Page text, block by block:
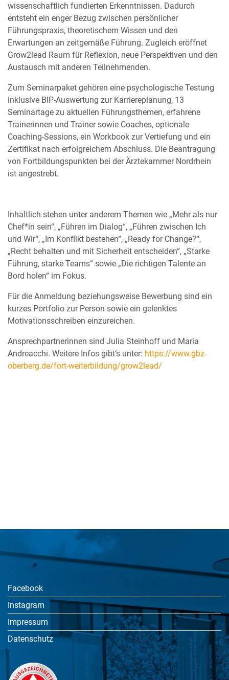
wissenschaftlich fundierten Erkenntnissen. Dadurch
entsteht ein enger Bezug zwischen persönlicher
Führungspraxis, theoretischem Wissen und den
Erwartungen an zeitgemäße Führung. Zugleich eröffnet
Grow2lead Raum für Reflexion, neue Perspektiven und den
Austausch mit anderen Teilnehmenden.
Zum Seminarpaket gehören eine psychologische Testung
inklusive BIP-Auswertung zur Karriereplanung, 13
Seminartage zu aktuellen Führungsthemen, erfahrene
Trainerinnen und Trainer sowie Coaches, optionale
Coaching-Sessions, ein Workbook zur Vertiefung und ein
Zertifikat nach erfolgreichem Abschluss. Die Beantragung
von Fortbildungspunkten bei der Ärztekammer Nordrhein
ist angestrebt.
Inhaltlich stehen unter anderem Themen wie „Mehr als nur
Chef*in sein“, „Führen im Dialog“, „Führen zwischen Ich
und Wir“, „Im Konflikt bestehen“, „Ready for Change?“,
„Recht behalten und mit Sicherheit entscheiden“, „Starke
Führung, starke Teams“ sowie „Die richtigen Talente an
Bord holen“ im Fokus.
Für die Anmeldung beziehungsweise Bewerbung sind ein
kurzes Portfolio zur Person sowie ein gelenktes
Motivationsschreiben einzureichen.
Ansprechpartnerinnen sind Julia Steinhoff und Maria
Andreacchi. Weitere Infos gibt‘s unter: https://www.gbz-
oberberg.de/fort-weiterbildung/grow2lead/
Facebook
Instagram
Impressum
Datenschutz